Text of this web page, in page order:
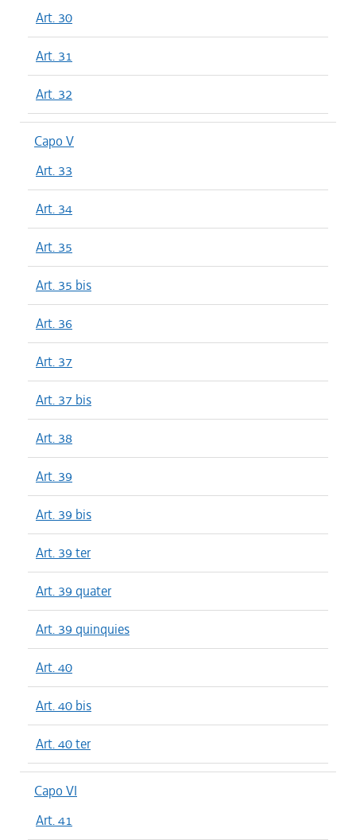
Art. 30
Art. 31
Art. 32
Capo V
Art. 33
Art. 34
Art. 35
Art. 35 bis
Art. 36
Art. 37
Art. 37 bis
Art. 38
Art. 39
Art. 39 bis
Art. 39 ter
Art. 39 quater
Art. 39 quinquies
Art. 40
Art. 40 bis
Art. 40 ter
Capo VI
Art. 41